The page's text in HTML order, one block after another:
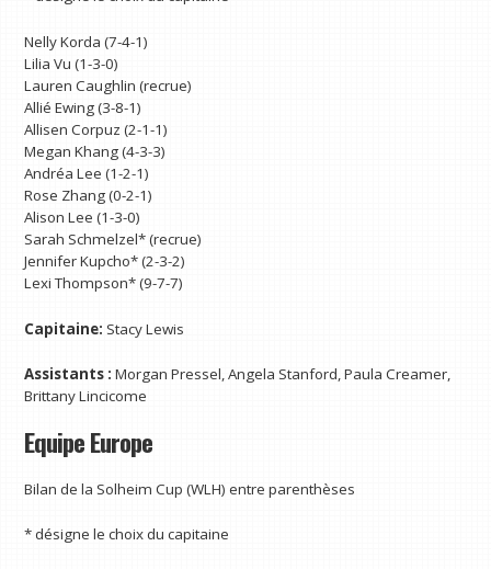
Nelly Korda (7-4-1)
Lilia Vu (1-3-0)
Lauren Caughlin (recrue)
Allié Ewing (3-8-1)
Allisen Corpuz (2-1-1)
Megan Khang (4-3-3)
Andréa Lee (1-2-1)
Rose Zhang (0-2-1)
Alison Lee (1-3-0)
Sarah Schmelzel* (recrue)
Jennifer Kupcho* (2-3-2)
Lexi Thompson* (9-7-7)
Capitaine: Stacy Lewis
Assistants :Morgan Pressel, Angela Stanford, Paula Creamer,
Brittany Lincicome
Equipe Europe
Bilan de la Solheim Cup (WLH) entre parenthèses
* désigne le choix du capitaine